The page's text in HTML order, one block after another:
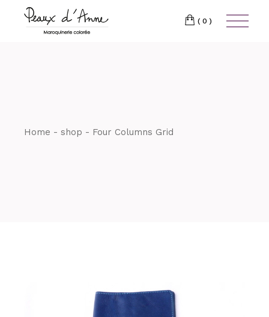
(0)
Home shop Four Columns Grid